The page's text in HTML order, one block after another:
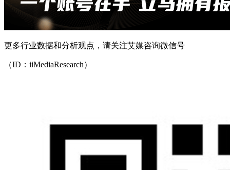
更多行业数据和分析观点，请关注艾媒咨询微信号
（ID：iiMediaResearch）